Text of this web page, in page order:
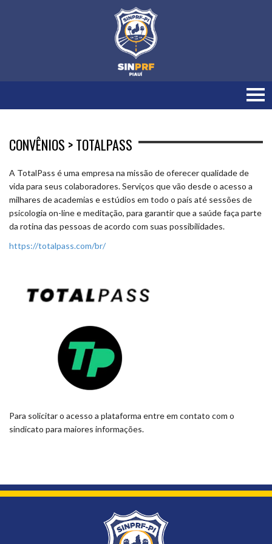
CONVÊNIOS > TOTALPASS
A TotalPass é uma empresa na missão de oferecer qualidade de
vida para seus colaboradores. Serviços que vão desde o acesso a
milhares de academias e estúdios em todo o país até sessões de
psicologia on-line e meditação, para garantir que a saúde faça parte
da rotina das pessoas de acordo com suas possibilidades.
https://totalpass.com/br/
Para solicitar o acesso a plataforma entre em contato com o
sindicato para maiores informações.